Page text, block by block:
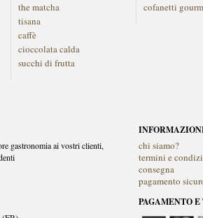
the matcha
tisana
caffè
cioccolata calda
succhi di frutta
cofanetti
gastronomia ai vostri clienti,
chi siamo?
termini e
consegna
pagamento
PAGAMENTO